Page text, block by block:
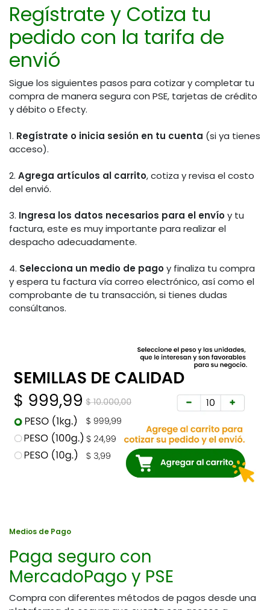
Regístrate y Cotiza tu
pedido con la tarifa de
envió
Sigue los siguientes pasos para cotizar y completar tu
compra de manera segura con PSE, tarjetas de crédito
y débito o Efecty.
1. Regístrate o inicia sesión en tu cuenta (si ya tienes
acceso).
2. Agrega artículos al carrito, cotiza y revisa el costo
del envió.
3. Ingresa los datos necesarios para el envíoy tu
factura, este es muy importante para realizar el
despacho adecuadamente.
4. Selecciona un medio de pagoy finaliza tu compra
y espera tu factura vía correo electrónico, así como el
comprobante de tu transacción, si tienes dudas
consúltanos.
Medios de Pago
Paga seguro con
MercadoPago y PSE
Compra con diferentes métodos de pagos desde una